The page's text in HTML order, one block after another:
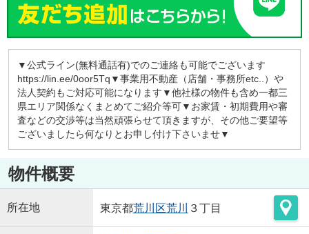
▼公式ライン(無料通話有)でのご連絡も可能でございます
https://lin.ee/0oor5Tq▼事業用不動産（店舗・事務所etc..）や
法人契約もご対応可能になります▼他社様の物件も含め一都三
県エリア関係なくまとめてご紹介等可▼お家賃・初期費用や審
査などの交渉等は当然頑張らせて頂きますが、その他ご要望等
ございましたら何なりとお申し付け下さいませ▼
物件概要
所在地 東京都荒川区荒川 ３丁目